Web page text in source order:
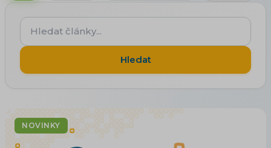
Hledat
články...
Hledat
NOVINKY